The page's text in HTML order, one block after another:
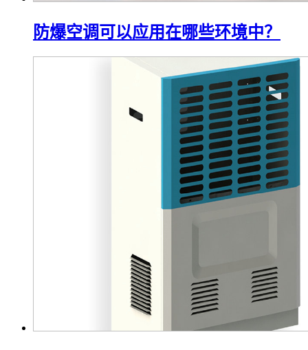
防爆空调可以应用在哪些环境中？